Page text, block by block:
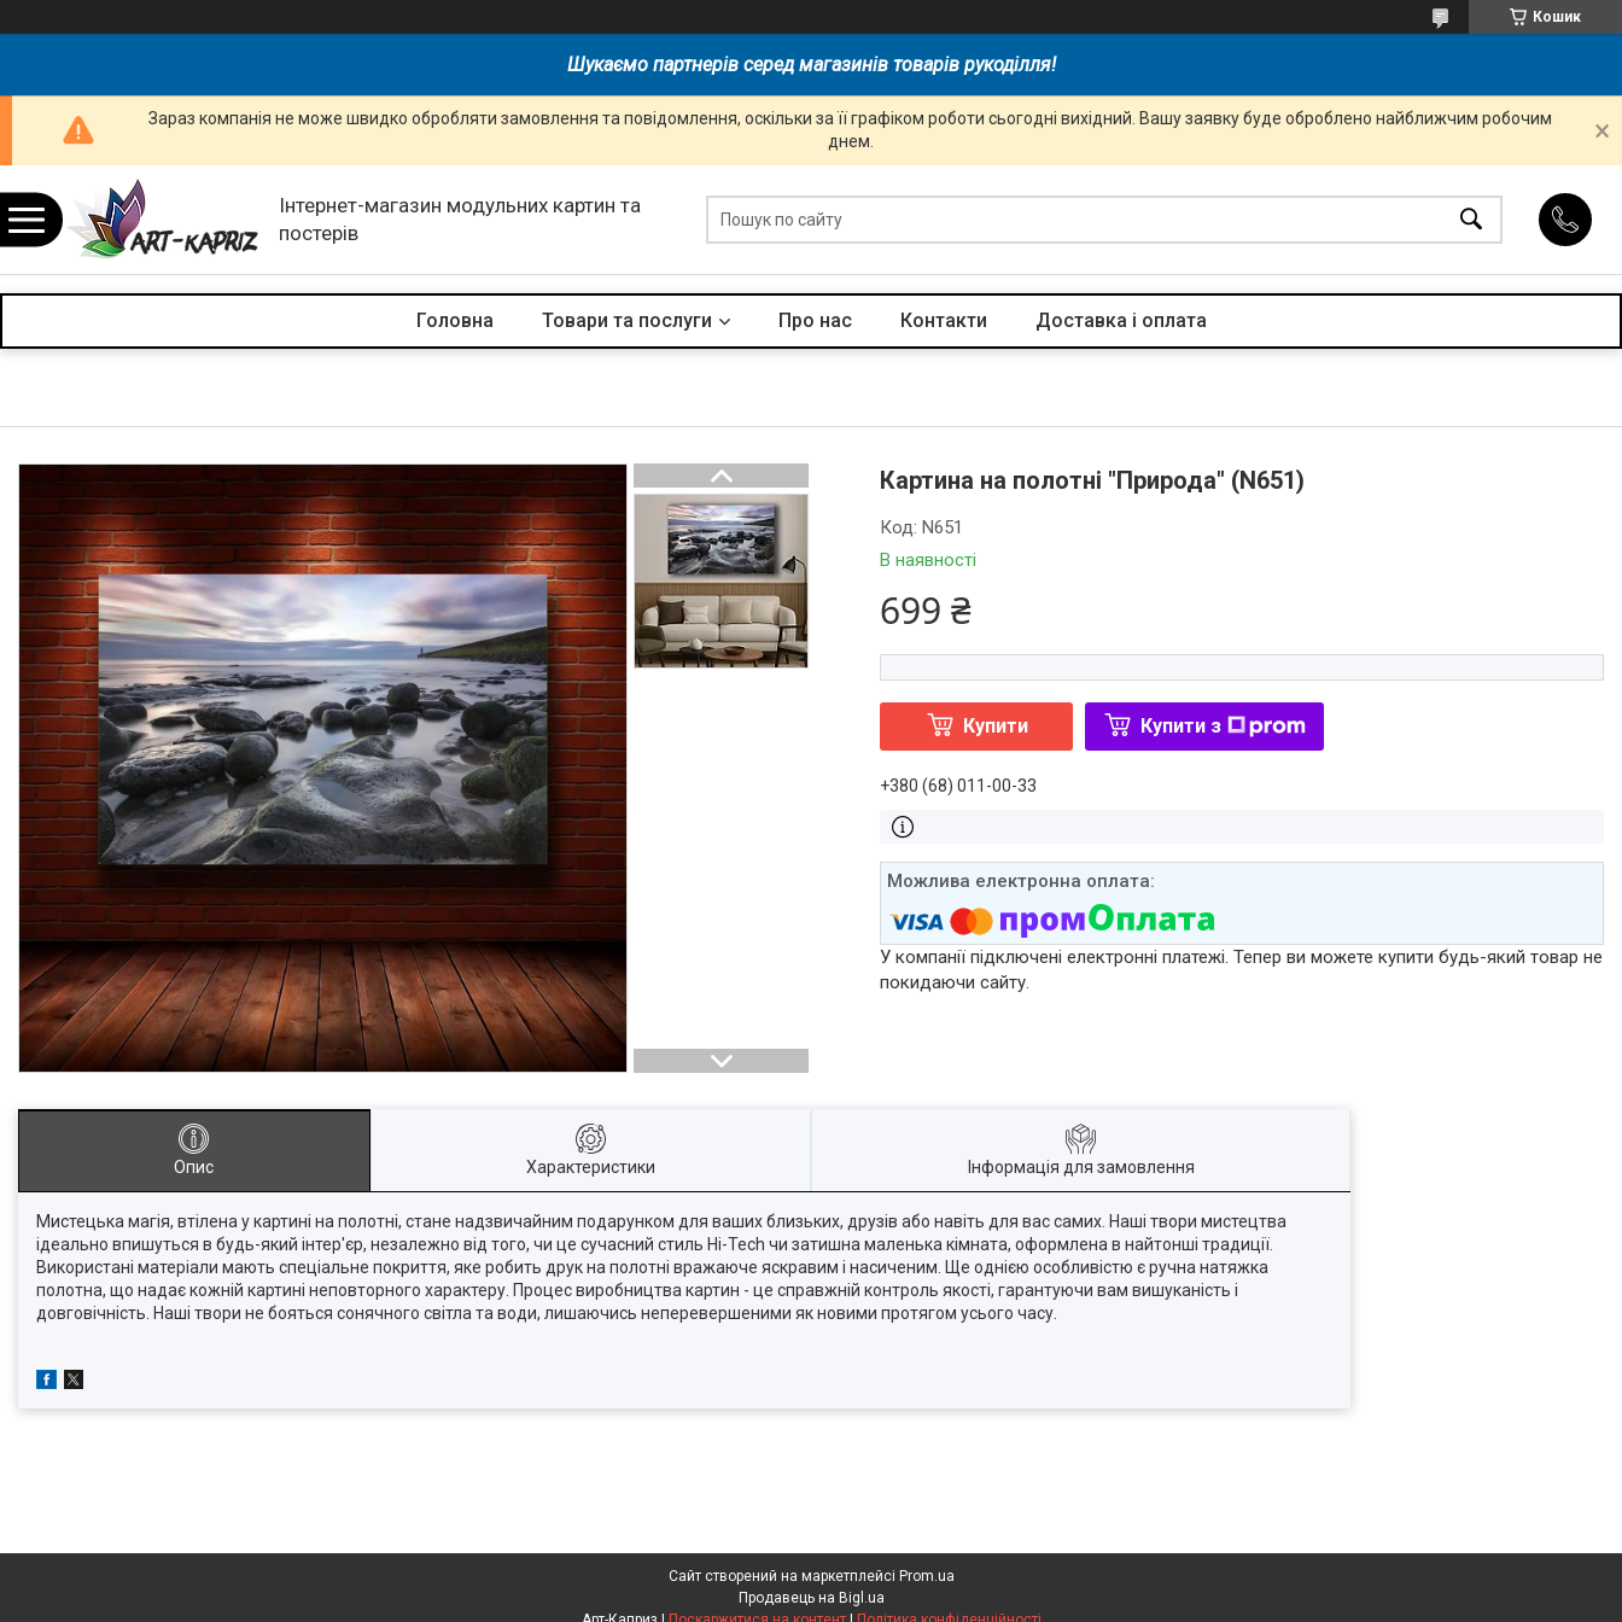
Кошик
Шукаємо партнерів серед магазинів товарів рукоділля!
Зараз компанія не може швидко обробляти замовлення та повідомлення, оскільки за її графіком роботи сьогодні вихідний. Вашу заявку буде оброблено найближчим робочим
днем.
Інтернет-магазин модульних картин та
постерів
Головна Товари та послуги Про нас Контакти Доставка і оплата
Картина на полотні "Природа" (N651)
В наявності
Код:N651
699 ₴
Купити Купити з
+380 (68) 011-00-33
У компанії підключені електронні платежі. Тепер ви можете купити будь-який товар не
покидаючи сайту.
Опис Характеристики Інформація для замовлення
Мистецька магія, втілена у картині на полотні, стане надзвичайним подарунком для ваших близьких, друзів або навіть для вас самих. Наші твори мистецтва
ідеально впишуться в будь-який інтер'єр, незалежно від того, чи це сучасний стиль Hi-Tech чи затишна маленька кімната, оформлена в найтонші традиції.
Використані матеріали мають спеціальне покриття, яке робить друк на полотні вражаюче яскравим і насиченим. Ще однією особливістю є ручна натяжка
полотна, що надає кожній картині неповторного характеру. Процес виробництва картин - це справжній контроль якості, гарантуючи вам вишуканість і
довговічність. Наші твори не бояться сонячного світла та води, лишаючись неперевершеними як новими протягом усього часу.
Сайт створений на маркетплейсі Prom.ua
Продавець на Bigl.ua